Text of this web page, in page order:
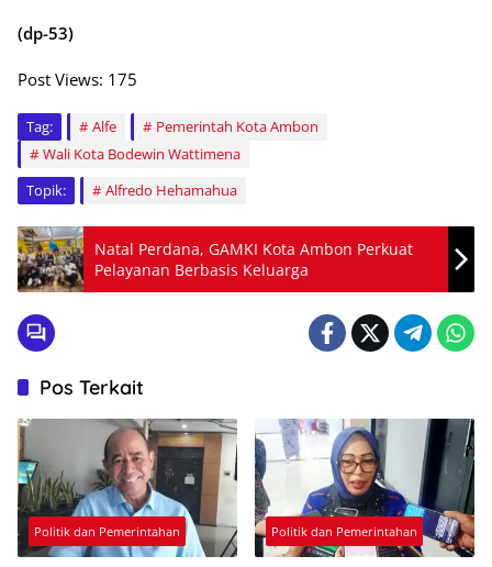
(dp-53)
Post Views: 175
Tag: Alfe
Pemerintah Kota Ambon
Wali Kota Bodewin Wattimena
Topik:
Alfredo Hehamahua
Natal Perdana, GAMKI Kota Ambon Perkuat
Pelayanan Berbasis Keluarga
Pos Terkait
Politik dan Pemerintahan Politik dan Pemerintahan